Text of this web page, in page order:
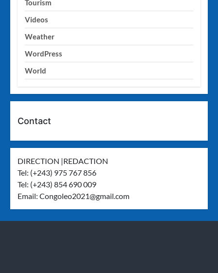
Tourism
Videos
Weather
WordPress
World
Contact
DIRECTION |REDACTION
Tel: (+243) 975 767 856
Tel: (+243) 854 690 009
Email:Congoleo2021@gmail.com